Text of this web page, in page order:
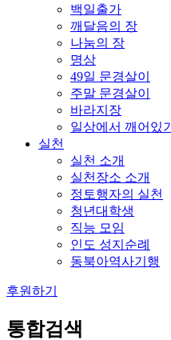
백일출가
깨달음의 장
나눔의 장
명상
49일 문경살이
주말 문경살이
바라지장
일상에서 깨어있기
실천
실천 소개
실천장소 소개
정토행자의 실천
청년대학생
직능 모임
인도 성지순례
동북아역사기행
후원하기
통합검색